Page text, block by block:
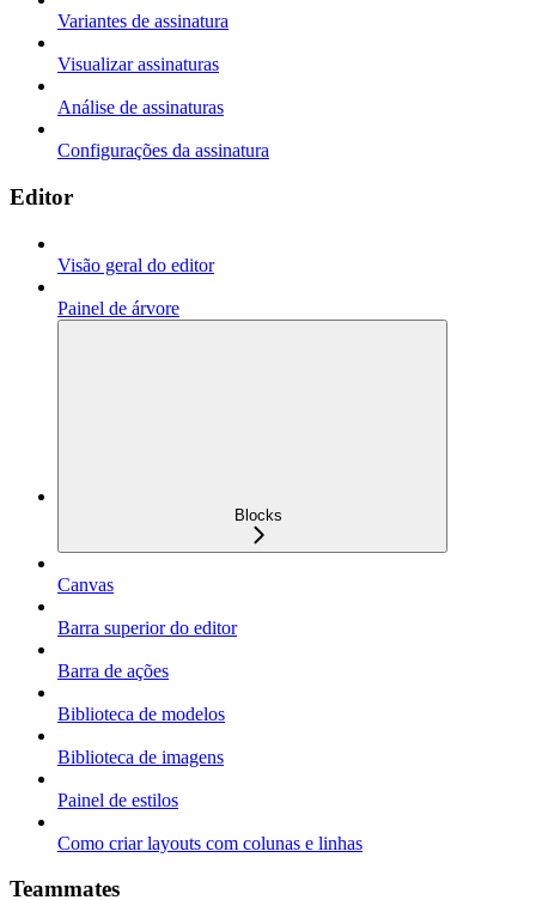
Variantes de assinatura
Visualizar assinaturas
Análise de assinaturas
Configurações da assinatura
Editor
Visão geral do editor
Painel de árvore
Blocks
Canvas
Barra superior do editor
Barra de ações
Biblioteca de modelos
Biblioteca de imagens
Painel de estilos
Como criar layouts com colunas e linhas
Teammates